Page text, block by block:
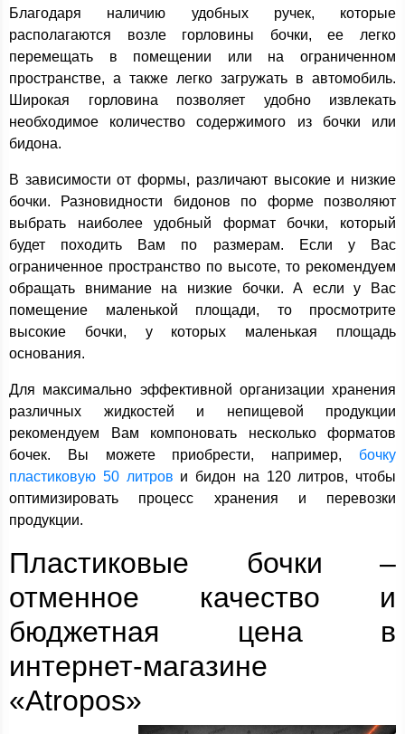
Благодаря наличию удобных ручек, которые
располагаются возле горловины бочки, ее легко
перемещать в помещении или на ограниченном
пространстве, а также легко загружать в автомобиль.
Широкая горловина позволяет удобно извлекать
необходимое количество содержимого из бочки или
бидона.
В зависимости от формы, различают высокие и низкие
бочки. Разновидности бидонов по форме позволяют
выбрать наиболее удобный формат бочки, который
будет походить Вам по размерам. Если у Вас
ограниченное пространство по высоте, то рекомендуем
обращать внимание на низкие бочки. А если у Вас
помещение маленькой площади, то просмотрите
высокие бочки, у которых маленькая площадь
основания.
Для максимально эффективной организации хранения
различных жидкостей и непищевой продукции
рекомендуем Вам компоновать несколько форматов
бочек. Вы можете приобрести, например, бочку
пластиковую 50 литров и бидон на 120 литров, чтобы
оптимизировать процесс хранения и перевозки
продукции.
Пластиковые бочки –
отменное качество и
бюджетная цена в
интернет-магазине
«Atropos»